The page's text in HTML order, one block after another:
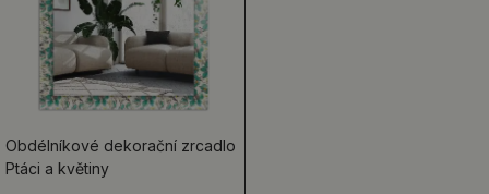
Obdélníkové dekorační zrcadlo
Ptáci a květiny